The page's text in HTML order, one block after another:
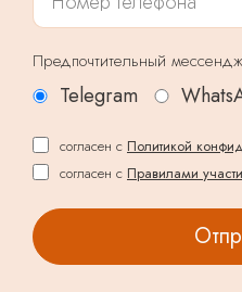
Предпочтительный
Telegram
согласен с Политикой
согласен с Правилами